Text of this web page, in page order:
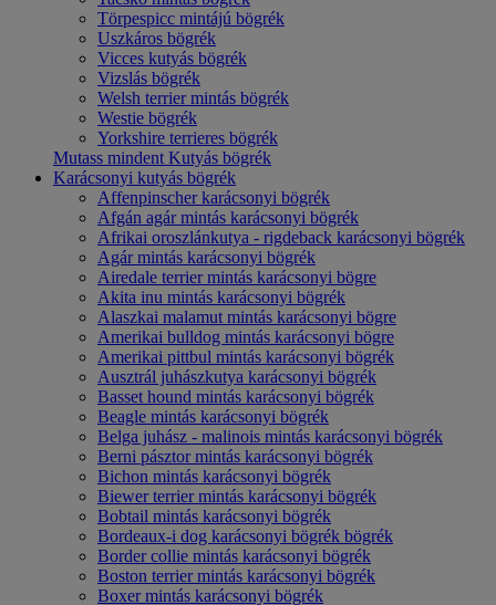
Törpespicc mintájú bögrék
Uszkáros bögrék
Vicces kutyás bögrék
Vizslás bögrék
Welsh terrier mintás bögrék
Westie bögrék
Yorkshire terrieres bögrék
Mutass mindent Kutyás bögrék
Karácsonyi kutyás bögrék
Affenpinscher karácsonyi bögrék
Afgán agár mintás karácsonyi bögrék
Afrikai oroszlánkutya - rigdeback karácsonyi bögrék
Agár mintás karácsonyi bögrék
Airedale terrier mintás karácsonyi bögre
Akita inu mintás karácsonyi bögrék
Alaszkai malamut mintás karácsonyi bögre
Amerikai bulldog mintás karácsonyi bögre
Amerikai pittbul mintás karácsonyi bögrék
Ausztrál juhászkutya karácsonyi bögrék
Basset hound mintás karácsonyi bögrék
Beagle mintás karácsonyi bögrék
Belga juhász - malinois mintás karácsonyi bögrék
Berni pásztor mintás karácsonyi bögrék
Bichon mintás karácsonyi bögrék
Biewer terrier mintás karácsonyi bögrék
Bobtail mintás karácsonyi bögrék
Bordeaux-i dog karácsonyi bögrék bögrék
Border collie mintás karácsonyi bögrék
Boston terrier mintás karácsonyi bögrék
Boxer mintás karácsonyi bögrék